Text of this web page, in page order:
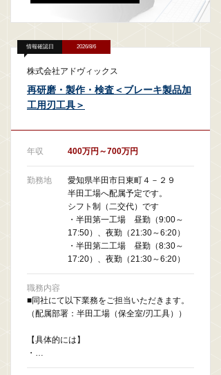
情報確認日 2026/8/6
株式会社アドヴィックス
再研磨・製作・検査＜ブレーキ製品加
工用刃工具＞
年収 400万円～700万円
勤務地
愛知県半田市日東町４－２９
半田工場へ配属予定です。
シフト制（二交代）です
・半田第一工場 昼勤（9:00～
17:50）、夜勤（21:30～6:20）
・半田第二工場 昼勤（8:30～
17:20）、夜勤（21:30～6:20）
職務内容
■同社にて以下業務をご担当いただきます。
（配属部署：半田工場（保全室/刃工具））
【具体的には】
・…